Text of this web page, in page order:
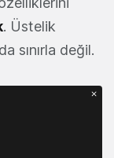
. Üstelik
sınırla değil.